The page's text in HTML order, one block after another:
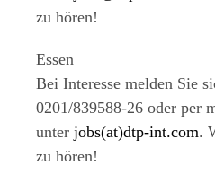
zu hören!
Essen
Bei Interesse melden Sie
0201/839588-26 oder per
unter jobs(at)dtp-int.com.
zu hören!